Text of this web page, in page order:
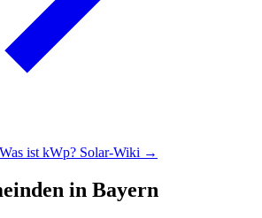
Was ist kWp? Solar-Wiki →
in Bayern